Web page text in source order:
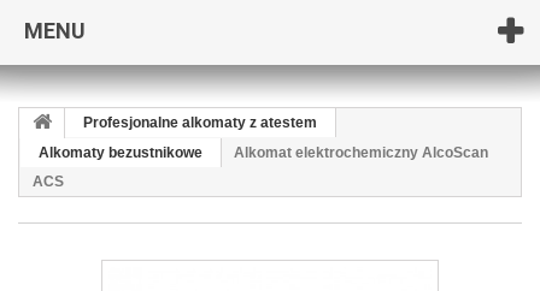
MENU
Profesjonalne alkomaty z atestem
Alkomaty bezustnikowe
Alkomat elektrochemiczny AlcoScan
ACS